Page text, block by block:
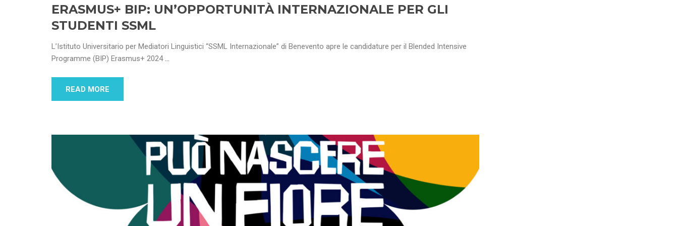
ERASMUS+ BIP: UN’OPPORTUNITÀ INTERNAZIONALE PER GLI
STUDENTI SSML
L’Istituto Universitario per Mediatori Linguistici “SSML Internazionale” di Benevento apre le candidature per il Blended Intensive
Programme (BIP) Erasmus+ 2024…
READ MORE